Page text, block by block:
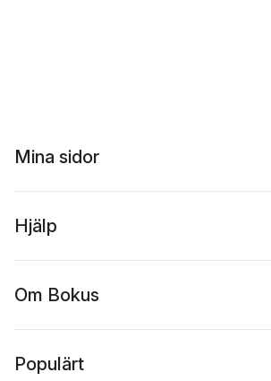
Mina sidor
Hjälp
Om Bokus
Populärt